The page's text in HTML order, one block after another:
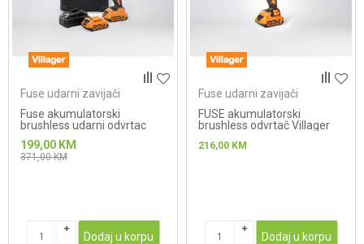
Fuse udarni zavijači
Fuse akumulatorski
brushless udarni odvrtac
199,00 KM
371,00KM
Dodaj u korpu
Fuse udarni zavijači
FUSE akumulatorski
brushless odvrtač Villager
216,00 KM
Dodaj u korpu